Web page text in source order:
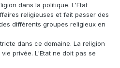
dans la politique. L'Etat
religieuses et fait passer des
différents groupes religieux en
dans ce domaine. La religion
privée. L'Etat ne doit pas se